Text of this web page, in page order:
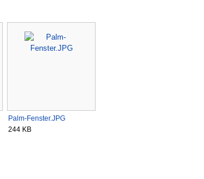
Palm-Fenster.JPG
244 KB